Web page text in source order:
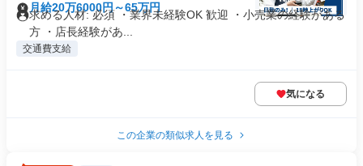
月給20万6000円～65万円
求める人材: 必須 ・業界未経験OK 歓迎 ・小売業の経験がある
方 ・店長経験があ...
交通費支給
気になる
この企業の類似求人を見る